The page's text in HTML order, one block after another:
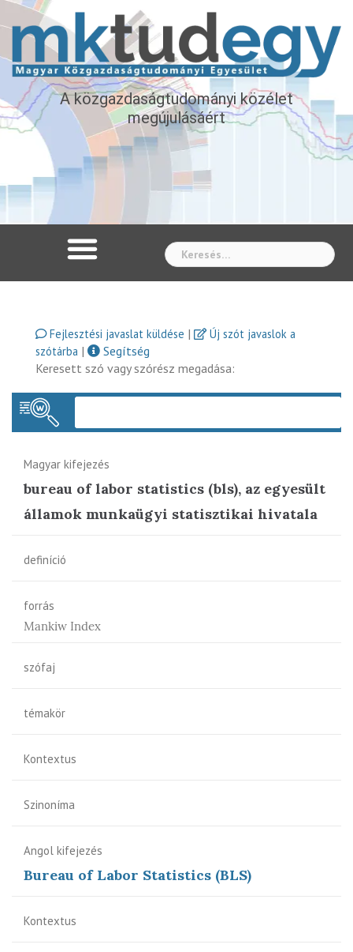
A közgazdaságtudományi közélet
megújulásáért
Fejlesztési javaslat küldése |
Új szót javaslok a
szótárba |
Segítség
Keresett szó vagy szórész megadása:
Magyar kifejezés
bureau of labor statistics (bls), az egyesült
államok munkaügyi statisztikai hivatala
definíció
forrás
Mankiw Index
szófaj
témakör
Kontextus
Szinoníma
Angol kifejezés
Bureau of Labor Statistics (BLS)
Kontextus